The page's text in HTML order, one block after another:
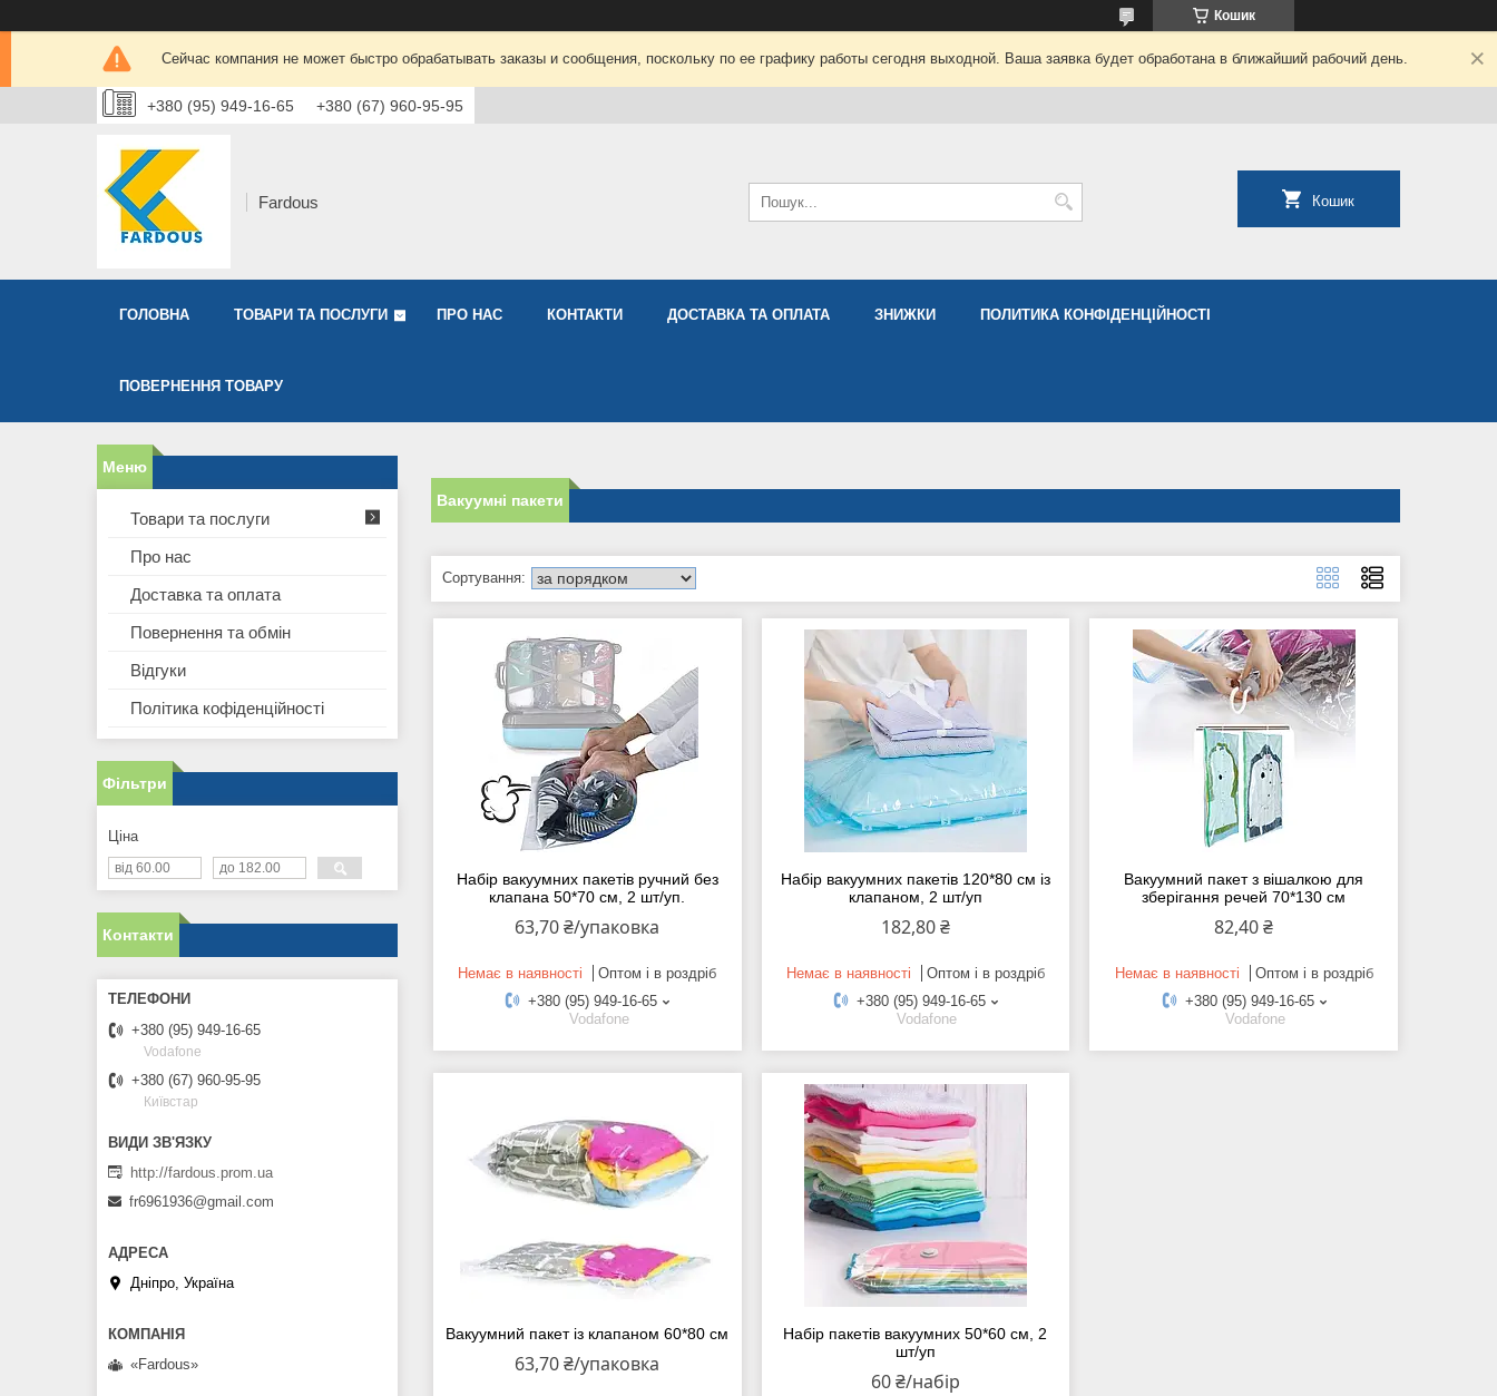
Кошик
Сейчас компания не может быстро обрабатывать заказы и сообщения, поскольку по ее графику работы сегодня выходной. Ваша заявка будет обработана в ближайший рабочий день.
+380 (95) 949-16-65 +380 (67) 960-95-95
Fardous Кошик
ГОЛОВНА ТОВАРИ ТА ПОСЛУГИ ПРО НАС КОНТАКТИ ДОСТАВКА ТА ОПЛАТА ЗНИЖКИ ПОЛИТИКА КОНФІДЕНЦІЙНОСТІ
ПОВЕРНЕННЯ ТОВАРУ
Вакуумні пакети
Набір вакуумних пакетів ручний без
клапана 50*70 см, 2 шт/уп.
63,70 ₴/упаковка
Немає в наявності
Оптом і в роздріб
+380 (95) 949-16-65
Vodafone
Набір вакуумних пакетів 120*80 см із
клапаном, 2 шт/уп
182,80 ₴
Немає в наявності
Оптом і в роздріб
+380 (95) 949-16-65
Vodafone
Вакуумний пакет з вішалкою для
зберігання речей 70*130 см
82,40 ₴
Немає в наявності
Оптом і в роздріб
+380 (95) 949-16-65
Vodafone
Вакуумний пакет із клапаном 60*80 см
63,70 ₴/упаковка
Набір пакетів вакуумних 50*60 см, 2
шт/уп
60 ₴/набір
Товари та послуги
Про нас
Доставка та оплата
Повернення та обмін
Відгуки
Політика кофіденційності
Фільтри
Ціна
Контакти
+380 (95) 949-16-65
Vodafone
+380 (67) 960-95-95
Київстар
http://fardous.prom.ua
fr6961936@gmail.com
Дніпро, Україна
«Fardous»